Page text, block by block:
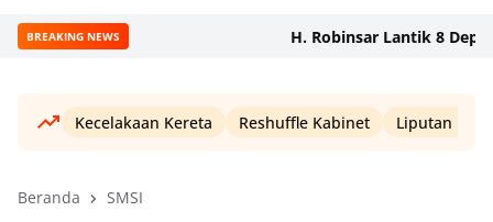
BREAKING NEWS H. Robinsar Lantik 8 Depicab
Kecelakaan Kereta Reshuffle Kabinet Liputan Haji
Beranda SMSI